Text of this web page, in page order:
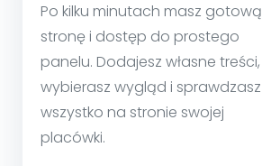
Po kilku minutach masz gotową
stronę i dostęp do prostego
panelu. Dodajesz własne treści,
wybierasz wygląd i sprawdzasz
wszystko na stronie swojej
placówki.